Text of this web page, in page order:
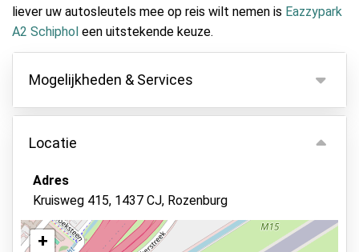
liever uw autosleutels mee op reis wilt nemen is Eazzypark
A2 Schiphol een uitstekende keuze.
Mogelijkheden & Services
Mogelijkheden
Binnen parkeren
Autosleutels behouden
Camerabewaking
Bewaker ter plaatse
Locatie
Adres
Kruisweg 415, 1437 CJ, Rozenburg
+